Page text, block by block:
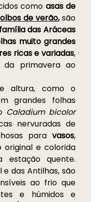
como asas de
de verão,são
das Aráceas
muito grandes
ricas e variadas,
da primavera ao
altura, como o
grandes folhas
Caladium bicolor
nervuradas de
para vasos,
original e colorida
quente.
e das Antilhas, são
ao frio que
e húmidos e